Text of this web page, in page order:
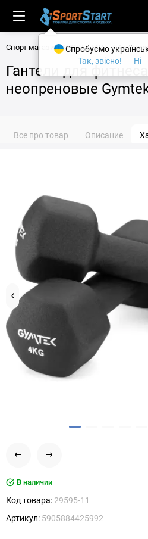
Спорт магазин SPORTSTART
Гантели для
неопреновые
Все про товар Описание
В наличии
Код товара: 29595-11
Артикул: 5905884425992
Спробуємо
Так, звісно!
Ні